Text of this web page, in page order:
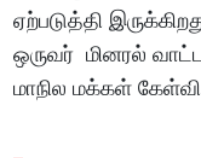
ஏற்படுத்தி
ஒருவர் மினரல்
மாநில மக்கள் கேள்வி